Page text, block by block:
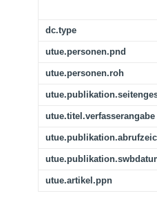
dc.type
utue.personen.pnd
utue.personen.roh
utue.titel.verfasserangabe
utue.artikel.ppn